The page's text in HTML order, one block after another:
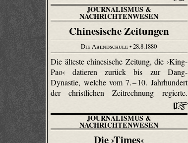
JOURNALISMUS &
NACHRICHTENWESEN
Chinesische Zeitungen
Die Abendschule• 28.8.1880
Die älteste chinesische Zeitung, die ›King-
Pao‹ datieren zurück bis zur Dang-
Dynastie, welche vom 7. – 10. Jahrhundert
der christlichen Zeitrechnung regierte.
JOURNALISMUS &
NACHRICHTENWESEN
Die ›Times‹